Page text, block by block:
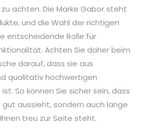
achten. Die Marke Gabor steht
und die Wahl der richtigen
entscheidende Rolle für
Achten Sie daher beim
darauf, dass sie aus
qualitativ hochwertigen
So können Sie sicher sein, dass
gut aussieht, sondern auch lange
treu zur Seite steht.